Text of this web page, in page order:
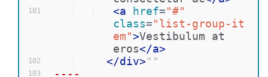
101
102
103
<a href="#"
class="list-group-it
em">Vestibulum at
eros</a>
</div>""
----